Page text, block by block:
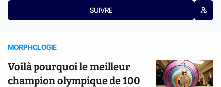
SUIVRE
MORPHOLOGIE
Voilà pourquoi le meilleur
champion olympique de 100